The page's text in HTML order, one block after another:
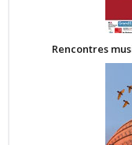
Rencontres